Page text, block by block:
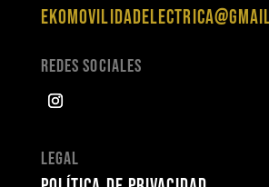
Redes Sociales
Legal